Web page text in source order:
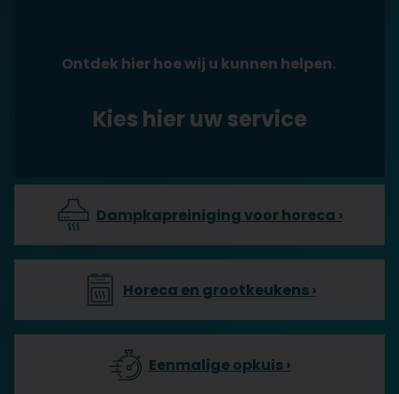
Ontdek hier hoe wij u kunnen helpen.
Kies hier uw service
Dampkapreiniging voor horeca ›
Horeca en grootkeukens ›
Eenmalige opkuis ›